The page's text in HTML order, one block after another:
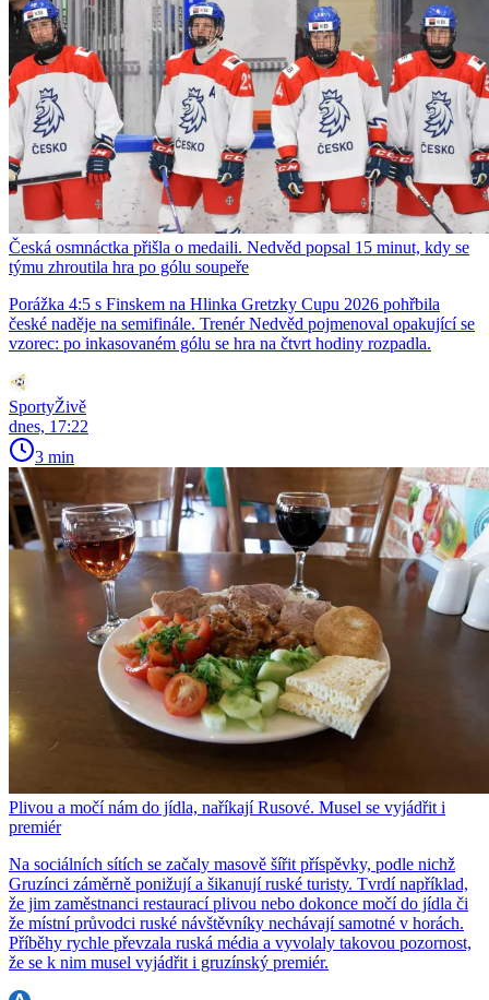
Česká osmnáctka přišla o medaili. Nedvěd popsal 15 minut, kdy se
týmu zhroutila hra po gólu soupeře
Porážka 4:5 s Finskem na Hlinka Gretzky Cupu 2026 pohřbila
české naděje na semifinále. Trenér Nedvěd pojmenoval opakující se
vzorec: po inkasovaném gólu se hra na čtvrt hodiny rozpadla.
SportyŽivě
dnes, 17:22
3 min
Plivou a močí nám do jídla, naříkají Rusové. Musel se vyjádřit i
premiér
Na sociálních sítích se začaly masově šířit příspěvky, podle nichž
Gruzínci záměrně ponižují a šikanují ruské turisty. Tvrdí například,
že jim zaměstnanci restaurací plivou nebo dokonce močí do jídla či
že místní průvodci ruské návštěvníky nechávají samotné v horách.
Příběhy rychle převzala ruská média a vyvolaly takovou pozornost,
že se k nim musel vyjádřit i gruzínský premiér.